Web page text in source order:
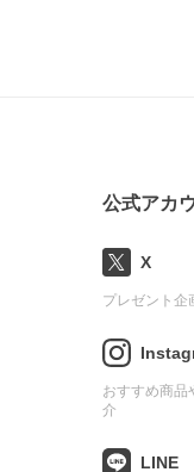
公式アカ
X
プレゼント企
おすすめ商品
介
LINE